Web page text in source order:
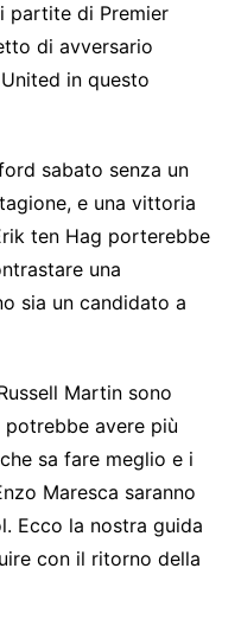
partite di Premier
di avversario
in questo
sabato senza un
e una vittoria
ten Hag porterebbe
una
sia un candidato a
Martin sono
avere più
sa fare meglio e i
Maresca saranno
Ecco la nostra guida
con il ritorno della